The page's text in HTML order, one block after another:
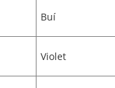
Buí
Violet